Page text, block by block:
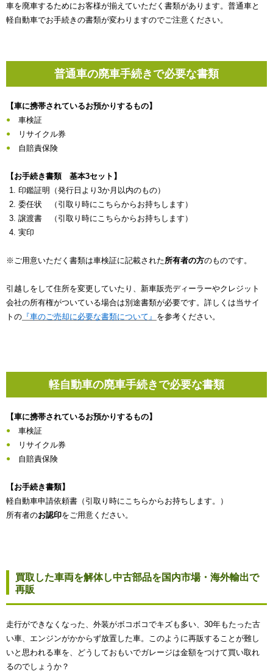
車を廃車するためにお客様が揃えていただく書類があります。普通車と
軽自動車でお手続きの書類が変わりますのでご注意ください。
普通車の廃車手続きで必要な書類
【車に携帯されているお預かりするもの】
車検証
リサイクル券
自賠責保険
【お手続き書類 基本3セット】
印鑑証明（発行日より3か月以内のもの）
委任状 （引取り時にこちらからお持ちします）
譲渡書 （引取り時にこちらからお持ちします）
実印
※ご用意いただく書類は車検証に記載された所有者の方のものです。
引越しをして住所を変更していたり、新車販売ディーラーやクレジット
会社の所有権がついている場合は別途書類が必要です。詳しくは当サイ
トの 『車のご売却に必要な書類について』 を参考ください。
軽自動車の廃車手続きで必要な書類
【車に携帯されているお預かりするもの】
車検証
リサイクル券
自賠責保険
【お手続き書類】
軽自動車申請依頼書（引取り時にこちらからお持ちします。）
所有者のお認印をご用意ください。
買取した車両を解体し中古部品を国内市場・海外輸出で
再販
走行ができなくなった、外装がボコボコでキズも多い、30年もたった古
い車、エンジンがかからず放置した車。このように再販することが難し
いと思われる車を、どうしておもいでガレージは金額をつけて買い取れ
るのでしょうか？